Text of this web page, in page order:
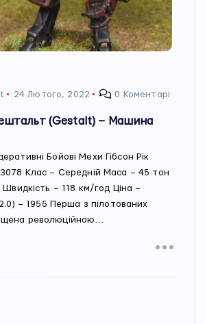
24 Лютого, 2022 0 Коментарі
(Gestalt) – Машина
Бойові Мехи Гібсон Рік
Клас – Середній Маса – 45 тон
Швидкість – 118 км/год Ціна –
– 1955 Перша з пілотованих
революційною…